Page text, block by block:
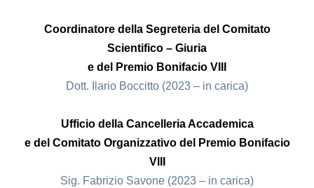
Coordinatore della Segreteria del Comitato
Scientifico – Giuria
e del Premio Bonifacio VIII
Dott. Ilario Boccitto (2023 – in carica)
Ufficio della Cancelleria Accademica
e del Comitato Organizzativo del Premio Bonifacio
VIII
Sig. Fabrizio Savone (2023 – in carica)